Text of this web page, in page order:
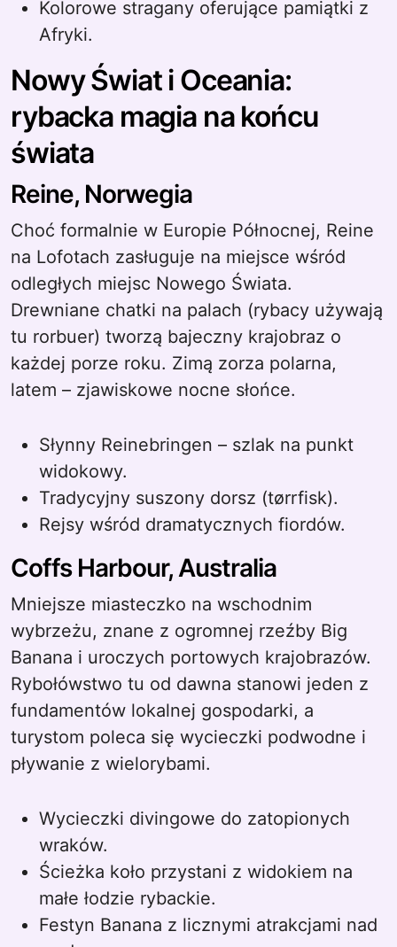
Kolorowe stragany oferujące pamiątki z
Afryki.
Nowy Świat i Oceania:
rybacka magia na końcu
świata
Reine, Norwegia
Choć formalnie w Europie Północnej, Reine
na Lofotach zasługuje na miejsce wśród
odległych miejsc Nowego Świata.
Drewniane chatki na palach (rybacy używają
tu rorbuer) tworzą bajeczny krajobraz o
każdej porze roku. Zimą zorza polarna,
latem – zjawiskowe nocne słońce.
Słynny Reinebringen – szlak na punkt
widokowy.
Tradycyjny suszony dorsz (tørrfisk).
Rejsy wśród dramatycznych fiordów.
Coffs Harbour, Australia
Mniejsze miasteczko na wschodnim
wybrzeżu, znane z ogromnej rzeźby Big
Banana i uroczych portowych krajobrazów.
Rybołówstwo tu od dawna stanowi jeden z
fundamentów lokalnej gospodarki, a
turystom poleca się wycieczki podwodne i
pływanie z wielorybami.
Wycieczki divingowe do zatopionych
wraków.
Ścieżka koło przystani z widokiem na
małe łodzie rybackie.
Festyn Banana z licznymi atrakcjami nad